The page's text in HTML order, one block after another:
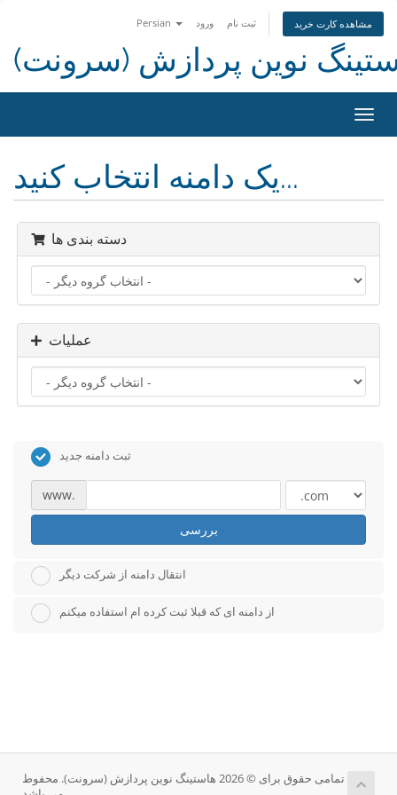
Persian ورود ثبت نام مشاهده کارت خرید
نوین پردازش (سرونت)
تغییر
یک دامنه انتخاب کنید...
دسته بندی ها
عملیات
ثبت دامنه جدید
www.
بررسی
انتقال دامنه از شرکت دیگر
از دامنه ای که قبلا ثبت کرده ام استفاده میکنم
تمامی حقوق برای © 2026 هاستینگ نوین پردازش (سرونت). محفوط